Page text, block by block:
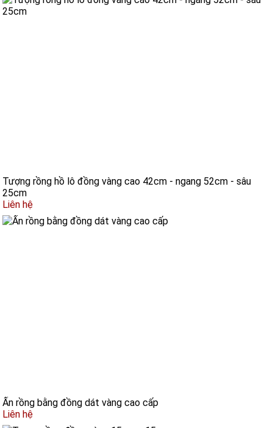
Tượng rồng hồ lô đồng vàng cao 42cm - ngang 52cm - sâu
25cm
Liên hệ
Ấn rồng bằng đồng dát vàng cao cấp
Liên hệ